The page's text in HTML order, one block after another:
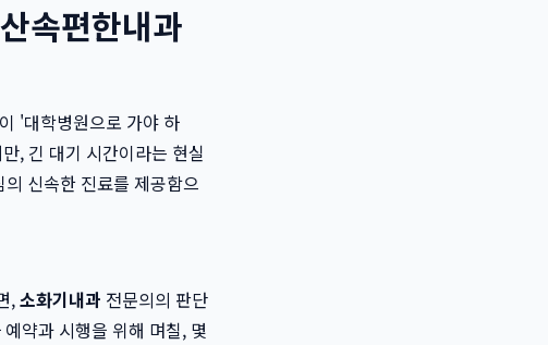
속편한내과
'대학병원으로 가야 하
, 긴 대기 시간이라는 현실
신속한 진료를 제공함으
,소화기내과 전문의의 판단
약과 시행을 위해 며칠, 몇